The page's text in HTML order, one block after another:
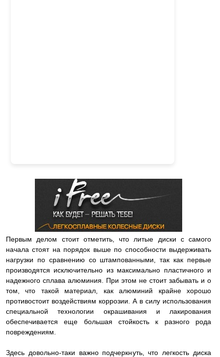
Первым делом стоит отметить, что литые диски с самого
начала стоят на порядок выше по способности выдерживать
нагрузки по сравнению со штампованными, так как первые
производятся исключительно из максимально пластичного и
надежного сплава алюминия. При этом не стоит забывать и о
том, что такой материал, как алюминий крайне хорошо
противостоит воздействиям коррозии. А в силу использования
специальной технологии окрашивания и лакирования
обеспечивается еще большая стойкость к разного рода
повреждениям.
Здесь довольно-таки важно подчеркнуть, что легкость диска